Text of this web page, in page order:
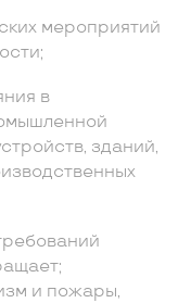
мероприятий
в
зданий,
и пожары,